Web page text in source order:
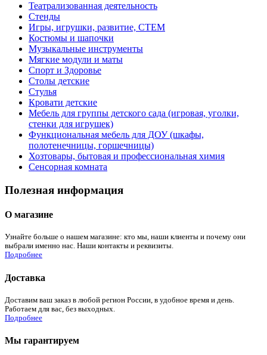
Театрализованная деятельность
Стенды
Игры, игрушки, развитие, СТЕМ
Костюмы и шапочки
Музыкальные инструменты
Мягкие модули и маты
Спорт и Здоровье
Столы детские
Стулья
Кровати детские
Мебель для группы детского сада (игровая, уголки,
стенки для игрушек)
Функциональная мебель для ДОУ (шкафы,
полотенечницы, горшечницы)
Хозтовары, бытовая и профессиональная химия
Сенсорная комната
Полезная информация
О магазине
Узнайте больше о нашем магазине: кто мы, наши клиенты и почему они
выбрали именно нас. Наши контакты и реквизиты.
Подробнее
Доставка
Доставим ваш заказ в любой регион России, в удобное время и день.
Работаем для вас, без выходных.
Подробнее
Мы гарантируем